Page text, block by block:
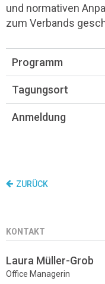
und normativen
zum Verbands
Programm
Tagungsort
Anmeldung
ZURÜCK
KONTAKT
Laura Müller-Grob
Office Managerin